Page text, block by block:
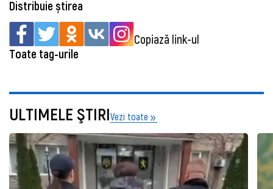
Distribuie știrea
Copiază link-ul
Toate tag-urile
ULTIMELE ŞTIRIVezi toate